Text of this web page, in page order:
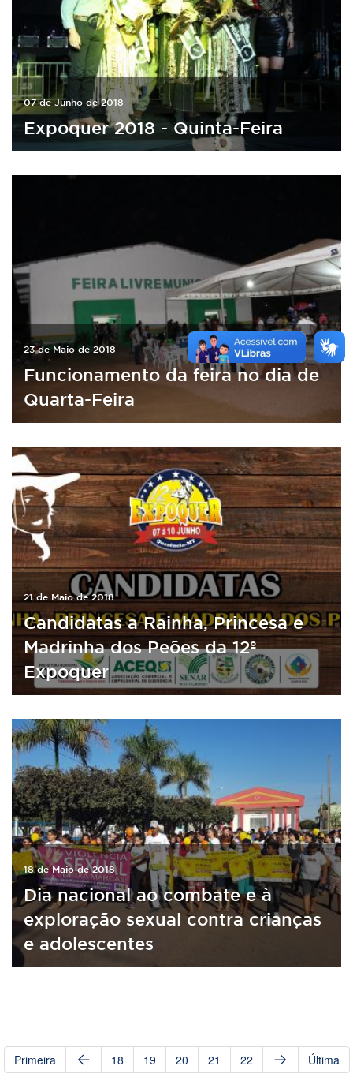
07 de Junho de 2018
Expoquer 2018 - Quinta-Feira
23 de Maio de 2018
Funcionamento da feira no dia de
Quarta-Feira
21 de Maio de 2018
Candidatas a Rainha, Princesa e
Madrinha dos Peões da 12º
Expoquer
18 de Maio de 2018
Dia nacional ao combate e à
exploração sexual contra crianças
e adolescentes
Primeira 18 19 20 21 22 Última